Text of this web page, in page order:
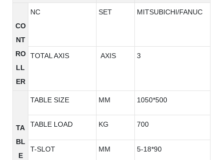
CO
NT
RO
LL
ER
NC SET MITSUBICHI/FANUC
TOTAL AXIS AXIS 3
TA
BL
E
TABLE SIZE MM 1050*500
TABLE LOAD KG 700
T-SLOT MM 5-18*90